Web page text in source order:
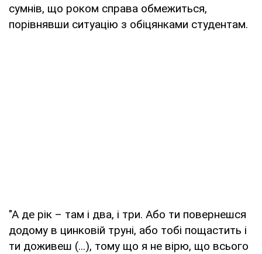
сумнів, що роком справа обмежиться,
порівнявши ситуацію з обіцянками студентам.
"А де рік – там і два, і три. Або ти повернешся
додому в цинковій труні, або тобі пощастить і
ти доживеш (...), тому що я не вірю, що всього